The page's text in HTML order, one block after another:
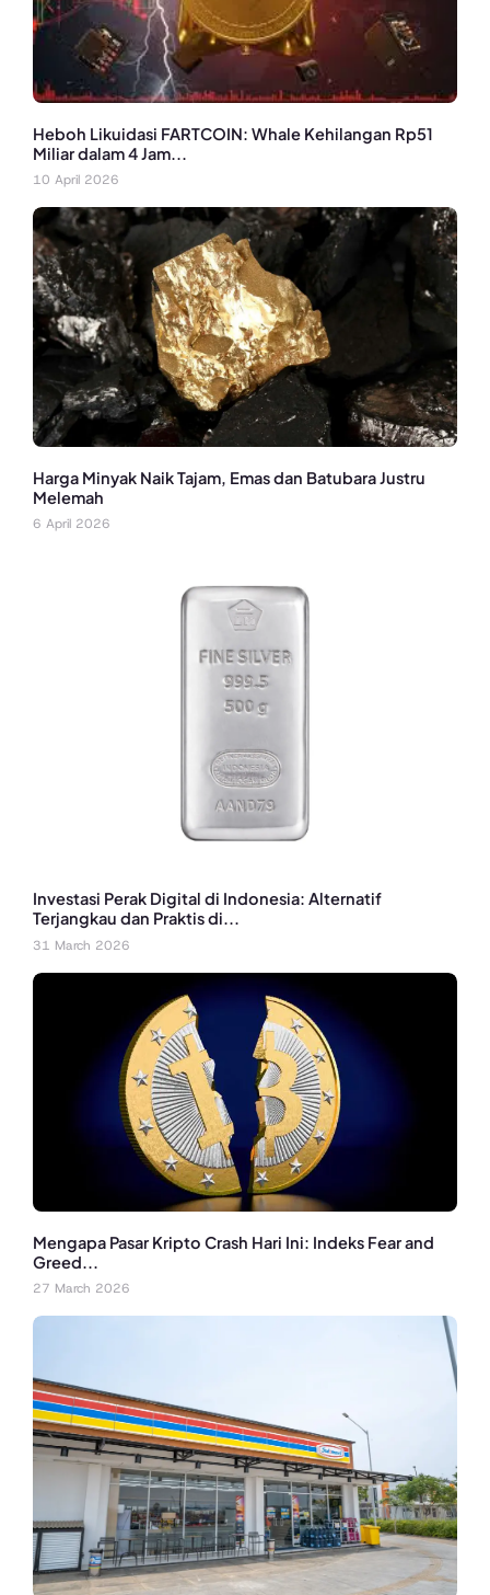
Heboh Likuidasi FARTCOIN: Whale Kehilangan Rp51
Miliar dalam 4 Jam...
10 April 2026
Harga Minyak Naik Tajam, Emas dan Batubara Justru
Melemah
6 April 2026
Investasi Perak Digital di Indonesia: Alternatif
Terjangkau dan Praktis di...
31 March 2026
Mengapa Pasar Kripto Crash Hari Ini: Indeks Fear and
Greed...
27 March 2026